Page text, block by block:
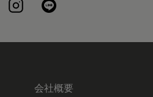
会社概要